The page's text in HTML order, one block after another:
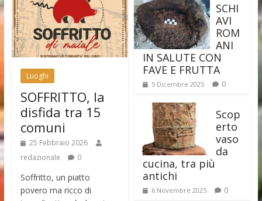
Luoghi
SOFFRITTO, la
disfida tra 15
comuni
25 Febbraio 2026
redazionale
0
Soffritto, un piatto
povero ma ricco di
SCHI
AVI
ROM
ANI
IN SALUTE CON
FAVE E FRUTTA
5 Dicembre 2025 0
Scop
erto
vaso
da
cucina, tra più
antichi
6 Novembre 2025 0